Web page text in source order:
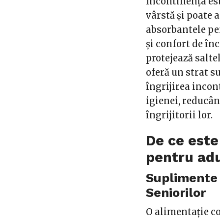
vârstă și poate
absorbantele
și confort de
protejează
oferă un strat
îngrijirea
igienei,
îngrijitorii lor.
De ce
pentru
Seniorilor
O alimentație